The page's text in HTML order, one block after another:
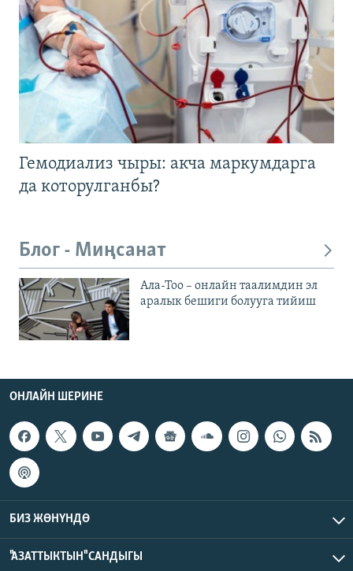
Гемодиализ чыры: акча маркумдарга
да которулганбы?
Блог - Миңсанат
Ала-Тоо – онлайн таалимдин эл
аралык бешиги болууга тийиш
ОНЛАЙН ШЕРИНЕ
БИЗ ЖӨНҮНДӨ
"АЗАТТЫКТЫН" САНДЫГЫ